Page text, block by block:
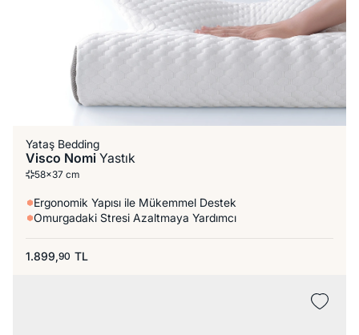
Yataş Bedding
Visco Nomi Yastık
58x37 cm
Ergonomik Yapısı ile Mükemmel Destek
Omurgadaki Stresi Azaltmaya Yardımcı
1.899,90 TL